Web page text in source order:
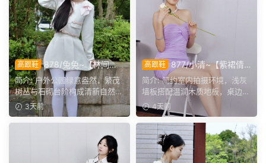
高跟鞋
878/兔兔~【林间甜
序】公园翠色环绕，粉白装
束，动静间尽显少女娇柔风
姿。
简介: 户外公园绿意盎然，繁茂
树丛与石砌台阶构成清新自然环
境。兔兔身着白调小香...
3天前
高跟鞋 877/小清~【紫裙倩
影】紫裙衬温婉，轻咳敛神
态，步履尽显优雅格调。
简介: 简约室内拍摄环境，浅灰
墙板搭配温润木质地板，桌边鲜
花点缀空间氛围。小清...
4天前